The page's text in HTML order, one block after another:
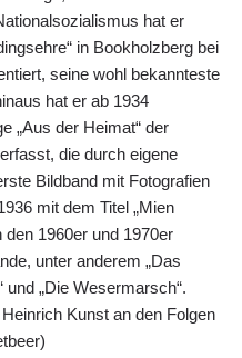
hat er
in Bookholzberg bei
seine wohl bekannteste
hat er ab 1934
„Aus der Heimat“ der
die durch eigene
Bildband mit Fotografien
mit dem Titel „Mien
1960er und 1970er
unter anderem „Das
und „Die Wesermarsch“.
Kunst an den Folgen